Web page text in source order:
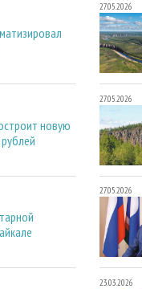
новую
27.05.2026
27.05.2026
27.05.2026
23.03.2026